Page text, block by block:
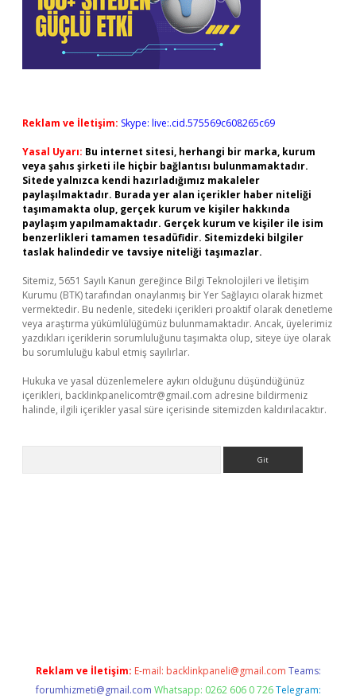
Reklam ve İletişim: Skype: live:.cid.575569c608265c69
Yasal Uyarı: Bu internet sitesi, herhangi bir marka, kurum
veya şahıs şirketi ile hiçbir bağlantısı bulunmamaktadır.
Sitede yalnızca kendi hazırladığımız makaleler
paylaşılmaktadır. Burada yer alan içerikler haber niteliği
taşımamakta olup, gerçek kurum ve kişiler hakkında
paylaşım yapılmamaktadır. Gerçek kurum ve kişiler ile isim
benzerlikleri tamamen tesadüfidir. Sitemizdeki bilgiler
taslak halindedir ve tavsiye niteliği taşımazlar.
Sitemiz, 5651 Sayılı Kanun gereğince Bilgi Teknolojileri ve İletişim
Kurumu (BTK) tarafından onaylanmış bir Yer Sağlayıcı olarak hizmet
vermektedir. Bu nedenle, sitedeki içerikleri proaktif olarak denetleme
veya araştırma yükümlülüğümüz bulunmamaktadır. Ancak, üyelerimiz
yazdıkları içeriklerin sorumluluğunu taşımakta olup, siteye üye olarak
bu sorumluluğu kabul etmiş sayılırlar.
Hukuka ve yasal düzenlemelere aykırı olduğunu düşündüğünüz
içerikleri, backlinkpanelicomtr@gmail.com adresine bildirmeniz
halinde, ilgili içerikler yasal süre içerisinde sitemizden kaldırılacaktır.
Reklam ve İletişim: E-mail: backlinkpaneli@gmail.com Teams:
forumhizmeti@gmail.com Whatsapp: 0262 606 0 726 Telegram: